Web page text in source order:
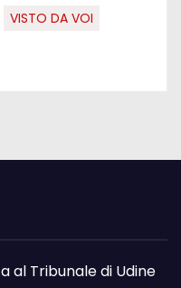
VISTO DA VOI
al Tribunale di Udine